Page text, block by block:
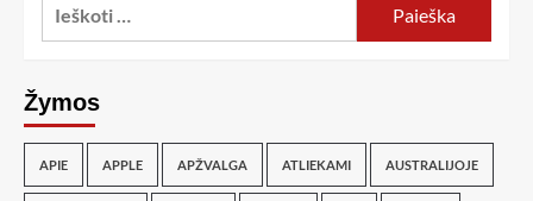
Žymos
APIE APPLE APŽVALGA ATLIEKAMI AUSTRALIJOJE